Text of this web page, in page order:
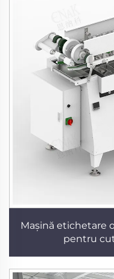
Mașină etichetare
pentru